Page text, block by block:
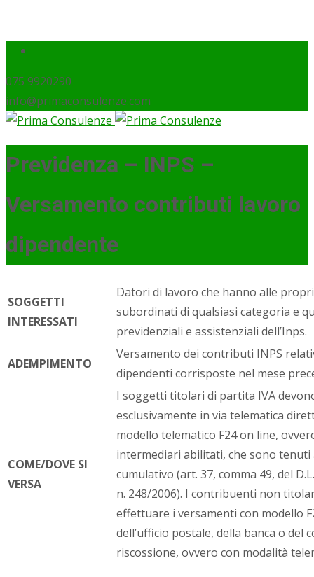
075 9920290
info@primaconsulenze.com
Previdenza – INPS –
Versamento contributi lavoro
dipendente
SOGGETTI
INTERESSATI
Datori di lavoro che hanno alle
subordinati di qualsiasi categoria e
previdenziali e assistenziali dell’Inps.
ADEMPIMENTO
Versamento dei contributi INPS
dipendenti corrisposte nel mese
COME/DOVE SI
VERSA
I soggetti titolari di partita IVA
esclusivamente in via telematica
modello telematico F24 on line,
intermediari abilitati, che sono tenuti
cumulativo (art. 37, comma 49, del
n. 248/2006). I contribuenti non
effettuare i versamenti con modello
dell’ufficio postale, della banca o del
riscossione, ovvero con modalità